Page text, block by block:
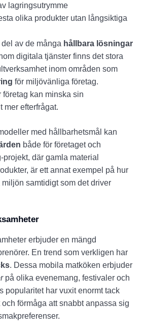
lagringsutrymme
olika produkter utan långsiktiga
av de många hållbara lösningar
digitala tjänster finns det stora
inom områden som
för miljövänliga företag.
kan minska sin
mer efterfrågat.
med hållbarhetsmål kan
både för företaget och
där gamla material
är ett annat exempel på hur
samtidigt som det driver
erbjuder en mängd
En trend som verkligen har
. Dessa mobila matköken erbjuder
på olika evenemang, festivaler och
popularitet har vuxit enormt tack
förmåga att snabbt anpassa sig